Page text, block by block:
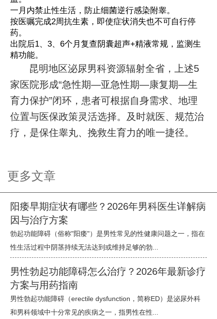
一月内禁止性生活，防止细菌逆行感染附睾。
按医嘱完成2周抗生素，即使症状消失也不可自行停
药。
出院后1、3、6个月复查阴囊超声+精液常规，监测生
精功能。
昆明地区泌尿男科资源辐射全省，上述5
家医院形成“急性期—亚急性期—康复期—生
育力保护”闭环，患者可根据自身需求、地理
位置与医保政策灵活选择。及时就医、规范治
疗，是保住睾丸、挽救生育力的唯一捷径。
更多文章
阳痿早期症状有哪些？2026年男科医生详解病
因与治疗方案
勃起功能障碍（俗称"阳痿"）是男性常见的性健康问题之一，指在
性生活过程中阴茎持续无法达到或维持足够的勃...
男性勃起功能障碍怎么治疗？2026年最新诊疗
方案与用药指南
男性勃起功能障碍（erectile dysfunction，简称ED）是泌尿外科
和男科领域中十分常见的疾病之一，指男性在性...